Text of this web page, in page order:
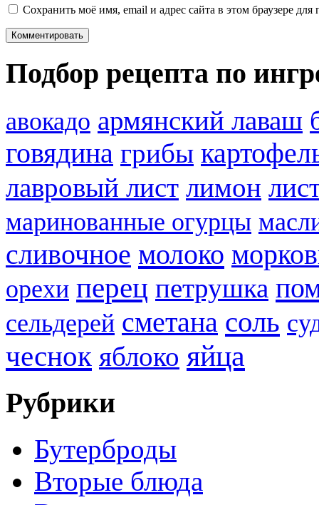
Сохранить моё имя, email и адрес сайта в этом браузере
Подбор рецепта по
авокадо армянский лаваш
говядина грибы
лавровый лист лимон
маринованные огурцы
сливочное молоко
орехи перец петрушка
сельдерей сметана соль
чеснок яблоко яйца
Рубрики
Бутерброды
Вторые блюда